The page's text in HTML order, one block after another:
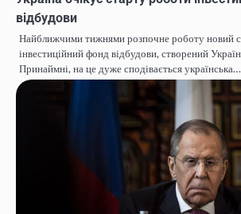
відбудови
Найближчими тижнями розпочне роботу новий
інвестиційний фонд відбудови, створений
Принаймні, на це дуже сподівається українська…